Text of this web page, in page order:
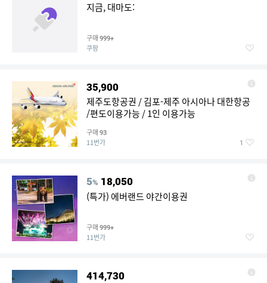
지금, 대마도:
구매 999+
쿠팡
35,900
제주도항공권 / 김포-제주 아시아나 대한항공
/편도이용가능 / 1인 이용가능
구매 93
11번가 1
5% 18,050
(특가) 에버랜드 야간이용권
구매 999+
11번가
414,730